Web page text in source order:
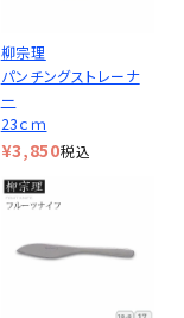
柳宗理
パンチングストレーナ
ー
23ｃｍ
¥3,850税込